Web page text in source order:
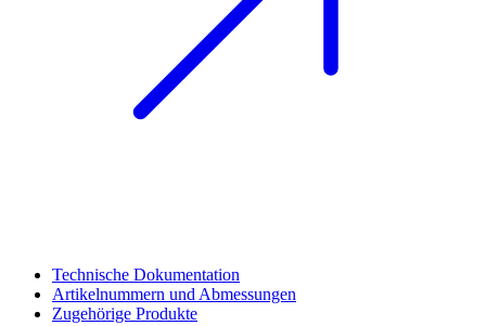
Technische Dokumentation
Artikelnummern und Abmessungen
Zugehörige Produkte